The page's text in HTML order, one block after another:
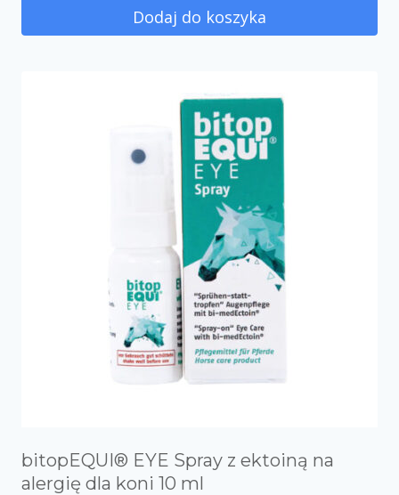
Dodaj do koszyka
bitopEQUI® EYE Spray z ektoiną na
alergię dla koni 10 ml